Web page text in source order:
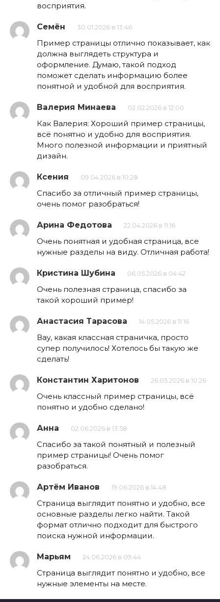
восприятия.
Семён 30.01.2026 в 13:46
Пример страницы отлично показывает, как
должна выглядеть структура и
оформление. Думаю, такой подход
поможет сделать информацию более
понятной и удобной для восприятия.
Валерия Минаева 02.02.2026 в 12:00
Как Валерия: Хороший пример страницы,
всё понятно и удобно для восприятия.
Много полезной информации и приятный
дизайн.
Ксения 09.04.2026 в 10:28
Спасибо за отличный пример страницы,
очень помог разобраться!
Арина Федотова 22.04.2026 в 11:16
Очень понятная и удобная страница, все
нужные разделы на виду. Отличная работа!
Кристина Шубина 06.05.2026 в 04:42
Очень полезная страница, спасибо за
такой хороший пример!
Анастасия Тарасова 14.05.2026 в 11:16
Вау, какая классная страничка, просто
супер получилось! Хотелось бы такую же
сделать!
Константин Харитонов 26.05.2026 в 10:26
Очень классный пример страницы, всё
понятно и удобно сделано!
Анна 02.06.2026 в 13:58
Спасибо за такой понятный и полезный
пример страницы! Очень помог
разобраться.
Артём Иванов 19.06.2026 в 14:48
Страница выглядит понятно и удобно, все
основные разделы легко найти. Такой
формат отлично подходит для быстрого
поиска нужной информации.
Марьям 24.06.2026 в 09:44
Страница выглядит понятно и удобно, все
нужные элементы на месте.